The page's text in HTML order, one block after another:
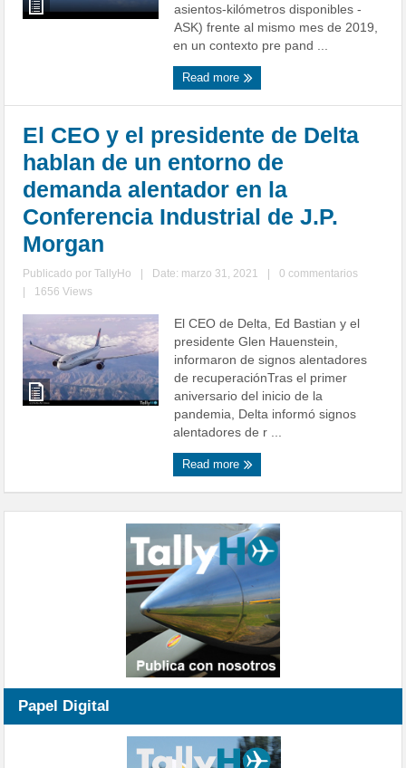
asientos-kilómetros disponibles -
ASK) frente al mismo mes de 2019,
en un contexto pre pand ...
Read more
El CEO y el presidente de Delta
hablan de un entorno de
demanda alentador en la
Conferencia Industrial de J.P.
Morgan
Publicado porTallyHo Date: marzo 31, 2021
0 commentarios
1656 Views
El CEO de Delta, Ed Bastian y el
presidente Glen Hauenstein,
informaron de signos alentadores
de recuperaciónTras el primer
aniversario del inicio de la
pandemia, Delta informó signos
alentadores de r ...
Read more
Papel Digital